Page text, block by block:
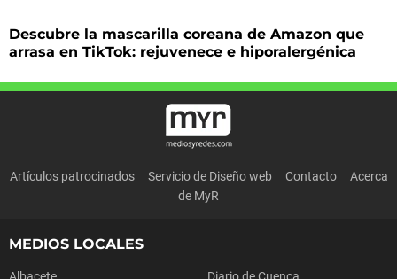
Descubre la mascarilla coreana de Amazon que
arrasa en TikTok: rejuvenece e hiporalergénica
Artículos patrocinados Servicio de Diseño web Contacto
Acerca
de MyR
MEDIOS LOCALES
Albacete Diario de Cuenca